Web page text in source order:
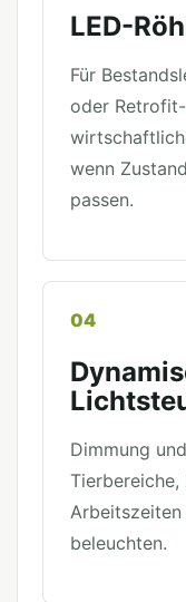
LED-
Für
oder
wenn
passen.
04
Dimmung
Tierbereiche,
beleuchten.